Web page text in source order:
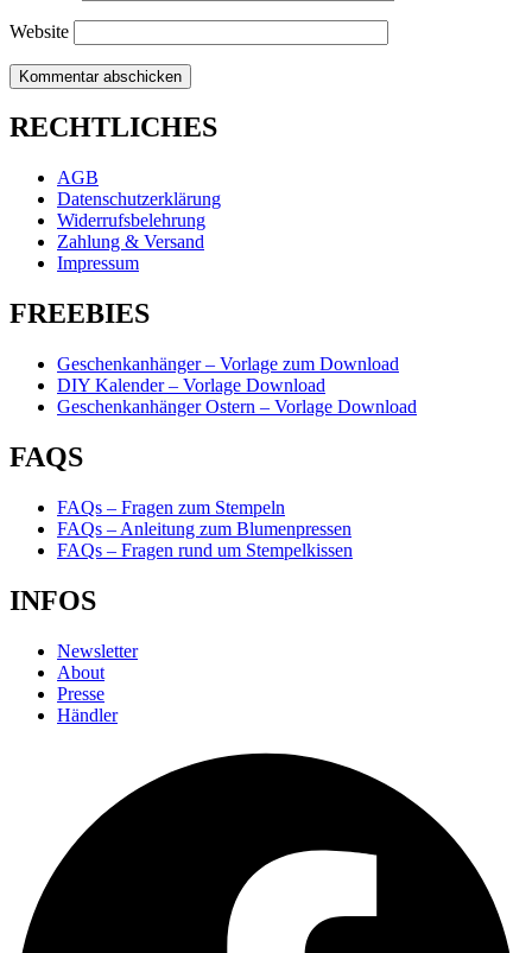
Website
RECHTLICHES
AGB
Datenschutzerklärung
Widerrufsbelehrung
Zahlung & Versand
Impressum
FREEBIES
Geschenkanhänger – Vorlage zum Download
DIY Kalender – Vorlage Download
Geschenkanhänger Ostern – Vorlage Download
FAQS
FAQs – Fragen zum Stempeln
FAQs – Anleitung zum Blumenpressen
FAQs – Fragen rund um Stempelkissen
INFOS
Newsletter
About
Presse
Händler